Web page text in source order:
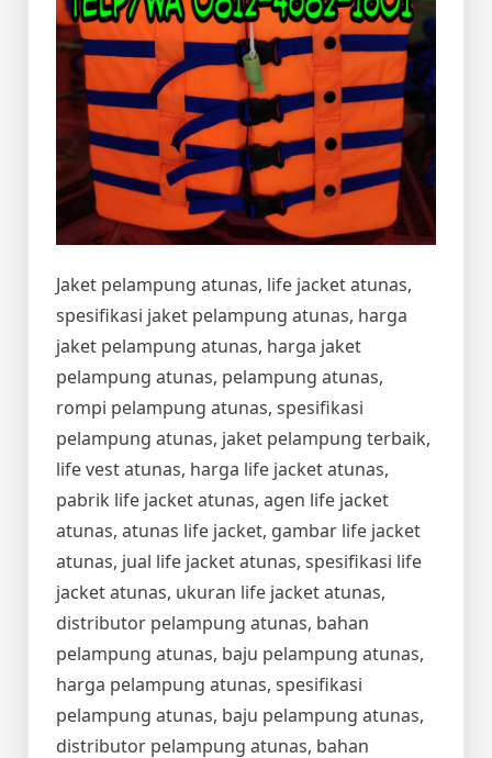
Jaket pelampung atunas, life jacket atunas,
spesifikasi jaket pelampung atunas, harga
jaket pelampung atunas, harga jaket
pelampung atunas, pelampung atunas,
rompi pelampung atunas, spesifikasi
pelampung atunas, jaket pelampung terbaik,
life vest atunas, harga life jacket atunas,
pabrik life jacket atunas, agen life jacket
atunas, atunas life jacket, gambar life jacket
atunas, jual life jacket atunas, spesifikasi life
jacket atunas, ukuran life jacket atunas,
distributor pelampung atunas, bahan
pelampung atunas, baju pelampung atunas,
harga pelampung atunas, spesifikasi
pelampung atunas, baju pelampung atunas,
distributor pelampung atunas, bahan